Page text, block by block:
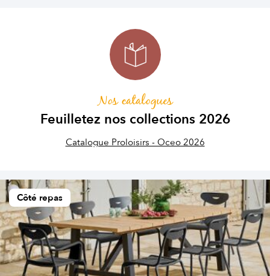
Nos catalogues
Feuilletez nos collections 2026
Catalogue Proloisirs - Oceo 2026
Côté repas